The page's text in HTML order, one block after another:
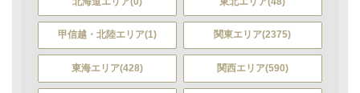
甲信越・北陸エリア(1) 関東エリア(2375)
東海エリア(428) 関西エリア(590)